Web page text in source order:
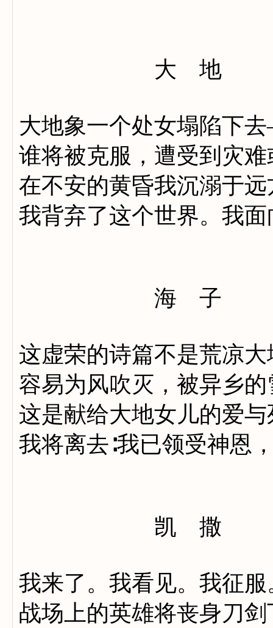
大 地
大地象一个处女塌陷下
谁将被克服，遭受到灾
在不安的黄昏我沉溺于
我背弃了这个世界。我面
海 子
这虚荣的诗篇不是荒凉
容易为风吹灭，被异乡
这是献给大地女儿的爱
我将离去∶我已领受神恩
凯 撒
我来了。我看见。我征服
战场上的英雄将丧身刀